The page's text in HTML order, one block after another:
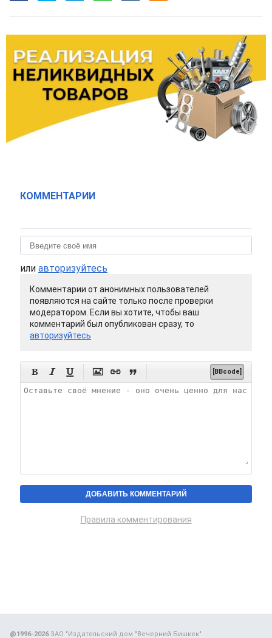
КОММЕНТАРИИ
или авторизуйтесь
Комментарии от анонимных пользователей
появляются на сайте только после проверки
модератором. Если вы хотите, чтобы ваш
комментарий был опубликован сразу, то
авторизуйтесь
      [BBcode]
Правила комментирования
@1996-2026ЗАО "Издательский дом "Вечерний Бишкек"